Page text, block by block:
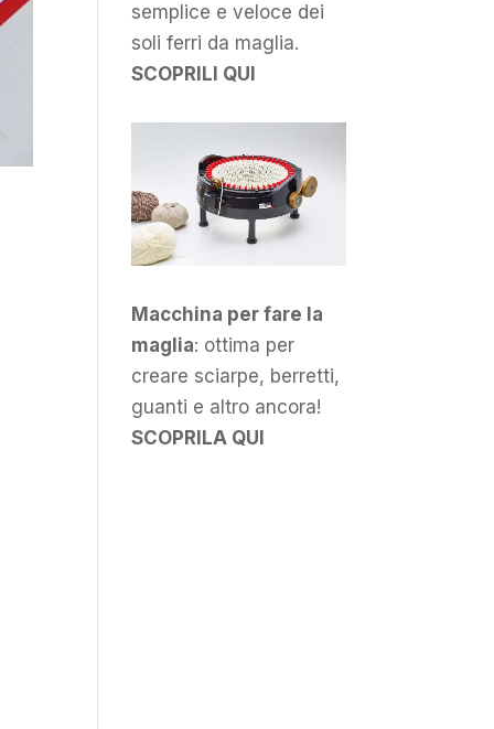
semplice e veloce dei
soli ferri da maglia.
SCOPRILI QUI
Macchina per fare la
maglia: ottima per
creare sciarpe, berretti,
guanti e altro ancora!
SCOPRILA QUI